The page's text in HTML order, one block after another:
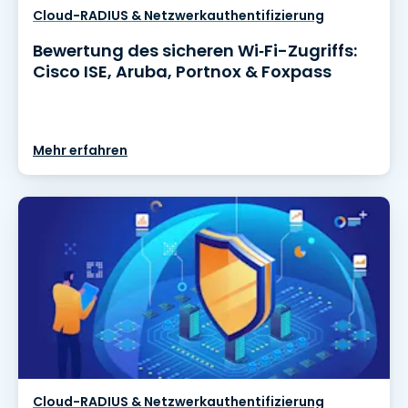
Cloud-RADIUS & Netzwerkauthentifizierung
Bewertung des sicheren Wi‑Fi-Zugriffs:
Cisco ISE, Aruba, Portnox & Foxpass
Mehr erfahren
Cloud-RADIUS & Netzwerkauthentifizierung